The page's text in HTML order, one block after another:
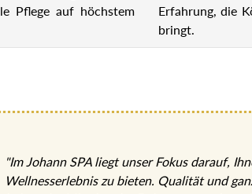
Pflege auf höchstem
Erfahrung, die
bringt.
"Im Johann SPA liegt unser Fokus darauf,
Wellnesserlebnis zu bieten. Qualität und